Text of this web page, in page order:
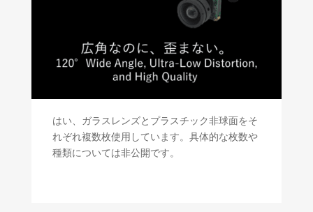
はい、ガラスレンズとプラスチック非球面をそ
れぞれ複数枚使用しています。具体的な枚数や
種類については非公開です。